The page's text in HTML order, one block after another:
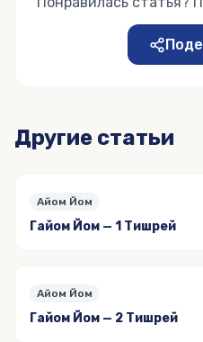
Другие статьи
Айом Йом
Гайом Йом — 1 Тишрей
Айом Йом
Гайом Йом — 2 Тишрей